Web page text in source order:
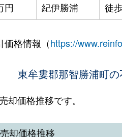
円 紀伊勝浦 徒
価格情報（https://
東牟婁郡那智勝浦町の
却価格推移です。
却価格推移